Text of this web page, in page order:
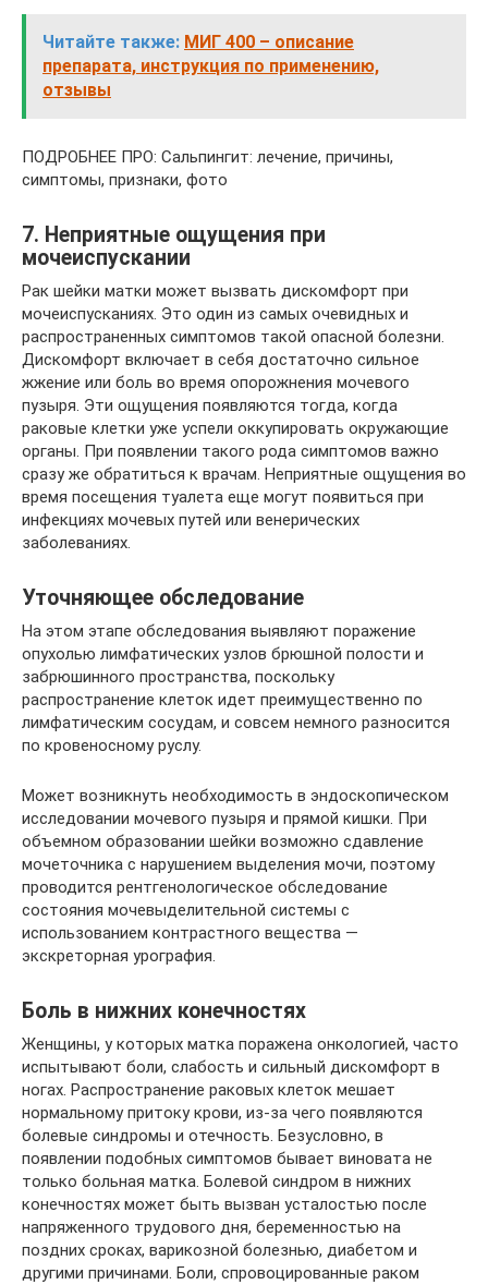
Читайте также: МИГ 400 – описание
препарата, инструкция по применению,
отзывы
ПОДРОБНЕЕ ПРО: Сальпингит: лечение, причины,
симптомы, признаки, фото
7. Неприятные ощущения при
мочеиспускании
Рак шейки матки может вызвать дискомфорт при
мочеиспусканиях. Это один из самых очевидных и
распространенных симптомов такой опасной болезни.
Дискомфорт включает в себя достаточно сильное
жжение или боль во время опорожнения мочевого
пузыря. Эти ощущения появляются тогда, когда
раковые клетки уже успели оккупировать окружающие
органы. При появлении такого рода симптомов важно
сразу же обратиться к врачам. Неприятные ощущения во
время посещения туалета еще могут появиться при
инфекциях мочевых путей или венерических
заболеваниях.
Уточняющее обследование
На этом этапе обследования выявляют поражение
опухолью лимфатических узлов брюшной полости и
забрюшинного пространства, поскольку
распространение клеток идет преимущественно по
лимфатическим сосудам, и совсем немного разносится
по кровеносному руслу.
Может возникнуть необходимость в эндоскопическом
исследовании мочевого пузыря и прямой кишки. При
объемном образовании шейки возможно сдавление
мочеточника с нарушением выделения мочи, поэтому
проводится рентгенологическое обследование
состояния мочевыделительной системы с
использованием контрастного вещества —
экскреторная урография.
Боль в нижних конечностях
Женщины, у которых матка поражена онкологией, часто
испытывают боли, слабость и сильный дискомфорт в
ногах. Распространение раковых клеток мешает
нормальному притоку крови, из-за чего появляются
болевые синдромы и отечность. Безусловно, в
появлении подобных симптомов бывает виновата не
только больная матка. Болевой синдром в нижних
конечностях может быть вызван усталостью после
напряженного трудового дня, беременностью на
поздних сроках, варикозной болезнью, диабетом и
другими причинами. Боли, спровоцированные раком